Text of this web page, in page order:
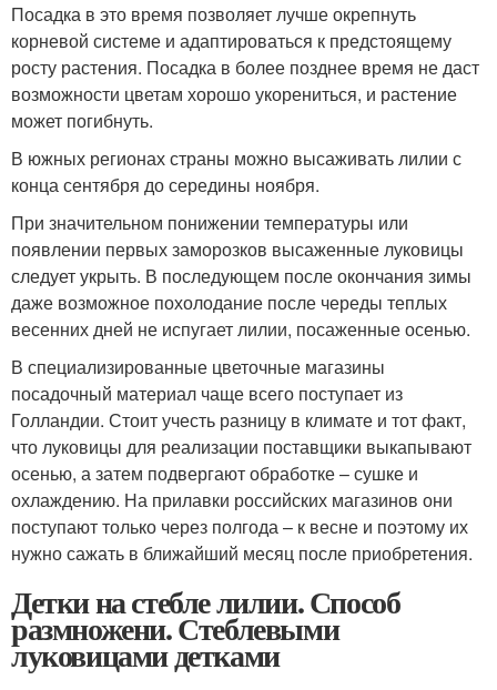
Посадка в это время позволяет лучше окрепнуть
корневой системе и адаптироваться к предстоящему
росту растения. Посадка в более позднее время не даст
возможности цветам хорошо укорениться, и растение
может погибнуть.
В южных регионах страны можно высаживать лилии с
конца сентября до середины ноября.
При значительном понижении температуры или
появлении первых заморозков высаженные луковицы
следует укрыть. В последующем после окончания зимы
даже возможное похолодание после череды теплых
весенних дней не испугает лилии, посаженные осенью.
В специализированные цветочные магазины
посадочный материал чаще всего поступает из
Голландии. Стоит учесть разницу в климате и тот факт,
что луковицы для реализации поставщики выкапывают
осенью, а затем подвергают обработке – сушке и
охлаждению. На прилавки российских магазинов они
поступают только через полгода – к весне и поэтому их
нужно сажать в ближайший месяц после приобретения.
Детки на стебле лилии. Способ
размножени. Стеблевыми
луковицами детками